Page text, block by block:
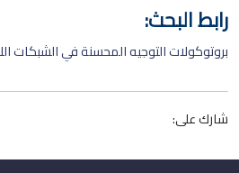
رابط البحث:
بروتوكولات التوجيه المحسنة في الشبكات
شارك على: